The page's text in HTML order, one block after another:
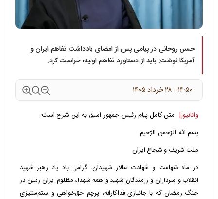
حسن روحانی در پیامی پس از امضای یادداشت تفاهم ایران و
آمریکا نوشت: باید از دستاورد تفاهم اولیه، حراست کرد.
۱۴:۵۰ - ۲۸ خرداد ۱۴۰۵
وانانیوز| متن کامل پیام رئیس جمهور اسبق به این شرح است:
بسم الله الرّحمن الرّحیم
ملت شریف و شجاع ایران
در ماه شهامت و شهادت سالار شهیدان، گرامی باد یاد رهبر شهید
انقلاب و سرداران و رزمندگان شهید و همه شهداء مظلوم ایران زمین در
جنگ رمضان که با جانبازی فداکارانه، پرچم حق‌خواهی و ستم‌ستیزی